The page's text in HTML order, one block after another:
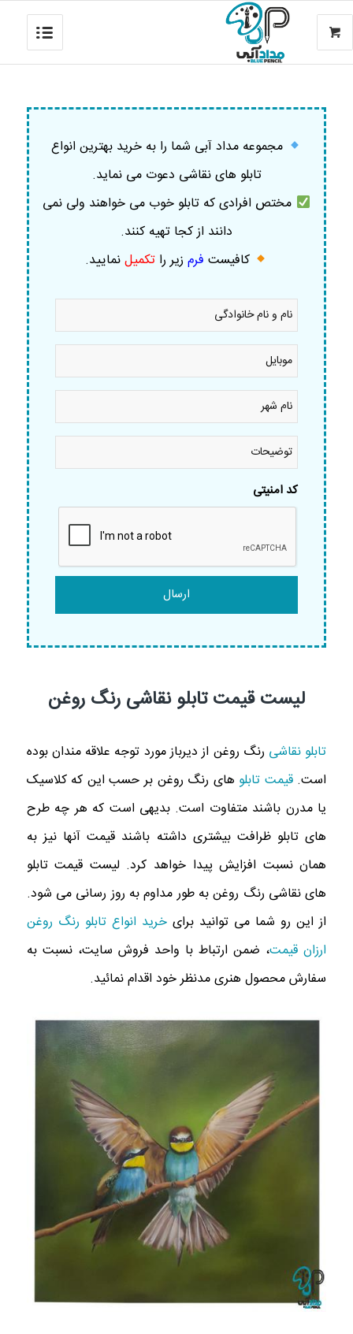
مجموعه مداد آبی شما را به خرید بهترین انواع
تابلو های نقاشی دعوت می نماید.
مختص افرادی که تابلو خوب می خواهند ولی نمی
دانند از کجا تهیه کنند.
کافیست فرم زیر را تکمیلنمایید.
نام
نام
خانوادگی
موبایل
نام
شهر *
توضیحات
کد امنیتی
لیست قیمت تابلو نقاشی رنگ روغن
تابلو نقاشی رنگ روغن از دیرباز مورد توجه علاقه مندان بوده
است.قیمت تابلو های رنگ روغن بر حسب این که کلاسیک
یا مدرن باشند متفاوت است. بدیهی است که هر چه طرح
های تابلو ظرافت بیشتری داشته باشند قیمت آنها نیز به
همان نسبت افزایش پیدا خواهد کرد. لیست قیمت تابلو
های نقاشی رنگ روغن به طور مداوم به روز رسانی می شود.
از این رو شما می توانید برایخرید انواع تابلو رنگ روغن
ارزان قیمت، ضمن ارتباط با واحد فروش سایت، نسبت به
سفارش محصول هنری مدنظر خود اقدام نمائید.